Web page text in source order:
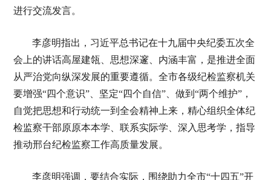
进行交流发言。
李彦明指出，习近平总书记在十九届中央纪委五次全
会上的讲话高屋建瓴、思想深邃、内涵丰富，是推进全面
从严治党向纵深发展的重要遵循。全市各级纪检监察机关
要增强“四个意识”、坚定“四个自信”、做到“两个维护”，
自觉把思想和行动统一到全会精神上来，精心组织全体纪
检监察干部原原本本学、联系实际学、深入思考学，指导
推动邢台纪检监察工作高质量发展。
李彦明强调，要结合实际，围绕助力全市“十四五”开